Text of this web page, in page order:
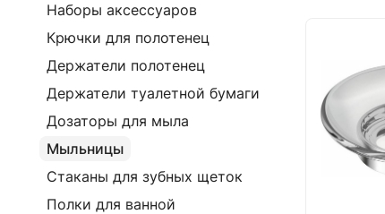
Наборы аксессуаров
Крючки для полотенец
Держатели полотенец
Держатели туалетной бумаги
Дозаторы для мыла
Мыльницы
Стаканы для зубных щеток
Полки для ванной